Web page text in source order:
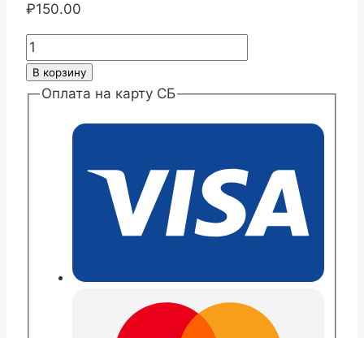
₽150.00
Количество
товара
Хризантема
В корзину
Оплата на карту СБ